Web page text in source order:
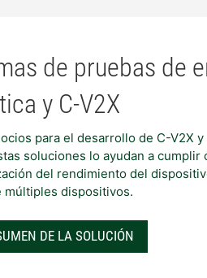
de pruebas de
y C-V2X
para el desarrollo de C-V2X
soluciones lo ayudan a
del rendimiento del
múltiples dispositivos.
DE LA SOLUCIÓN